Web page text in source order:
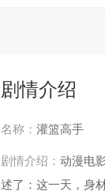
第29集
第33集
第37集
剧情介绍
名称： 灌篮高手
剧情介绍： 动漫电
述了：这一天，身